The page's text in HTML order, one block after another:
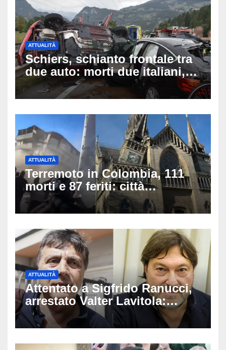
ATTUALITÀ
Schiers, schianto frontale tra
due auto: morti due italiani,
grave una donna
ATTUALITÀ
Terremoto in Colombia, 111
morti e 87 feriti: città
devastate e persone sotto le
macerie
ATTUALITÀ
Attentato a Sigfrido Ranucci,
arrestato Valter Lavitola:
«Voleva lanciarlo in politica e
diventare il suo spin doctor»